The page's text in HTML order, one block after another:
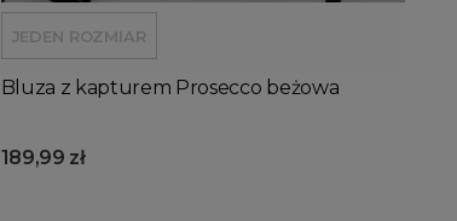
JEDEN ROZMIAR
Bluza z kapturem Prosecco beżowa
189,99 zł